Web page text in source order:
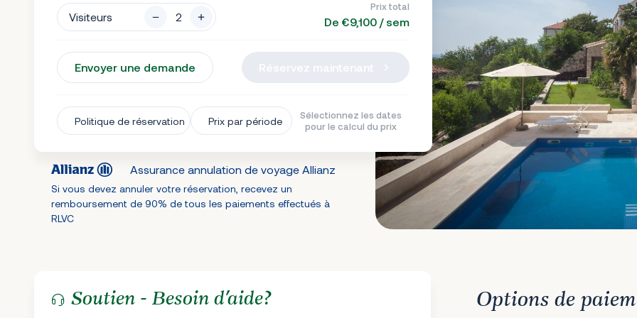
Visiteurs
Prix total
De €9,100 / sem
Envoyer une demande
Politique de réservation Prix par période
Sélectionnez les dates
pour le calcul du prix
Assurance annulation de voyage Allianz
Si vous devez annuler votre réservation, recevez un
remboursement de 90% de tous les paiements effectués à
RLVC
Soutien - Besoin d’aide? Options de